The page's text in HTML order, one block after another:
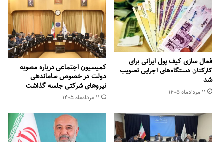
فعال سازی کیف پول ایرانی برای
کارکنان دستگاه‌های اجرایی تصویب
شد
۱۱ مرداد‌ماه ۱۴۰۵
کمیسیون اجتماعی درباره مصوبه
دولت در خصوص ساماندهی
نیروهای شرکتی جلسه گذاشت
۱۱ مرداد‌ماه ۱۴۰۵